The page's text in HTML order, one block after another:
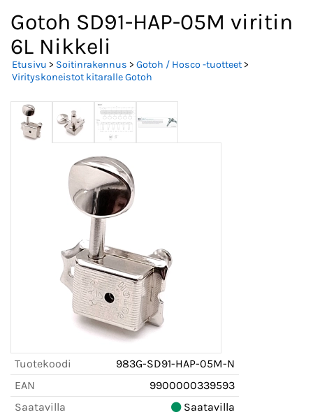
Gotoh SD91-HAP-05M viritin
6L Nikkeli
Etusivu > Soitinrakennus > Gotoh / Hosco -tuotteet>
Virityskoneistot kitaralle Gotoh
Tuotekoodi
983G-SD91-HAP-05M-N
EAN
9900000339593
Saatavilla
Saatavilla